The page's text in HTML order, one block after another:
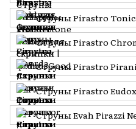
Струны Pirastro
Струны Pirastro
Струны Pirastro
Струны Pirastro
Струны Evah Pirazzi